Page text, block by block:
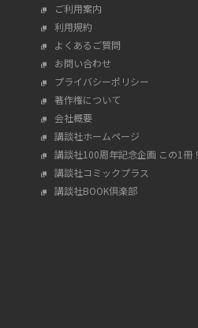
ご利用案内
利用規約
よくあるご質問
お問い合わせ
プライバシーポリシー
著作権について
会社概要
講談社ホームページ
講談社100周年記念企画 この1冊！
講談社コミックプラス
講談社BOOK倶楽部